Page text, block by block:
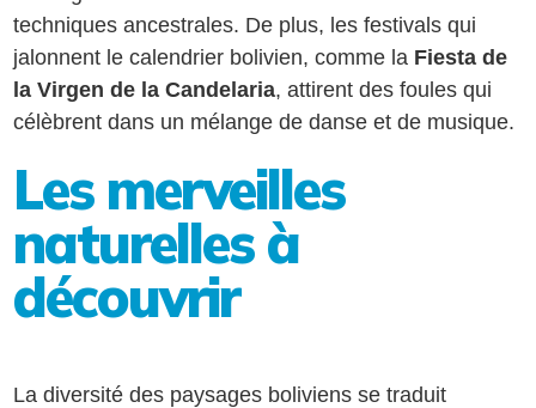
techniques ancestrales. De plus, les festivals qui
jalonnent le calendrier bolivien, comme la Fiesta de
la Virgen de la Candelaria, attirent des foules qui
célèbrent dans un mélange de danse et de musique.
Les merveilles
naturelles à
découvrir
La diversité des paysages boliviens se traduit